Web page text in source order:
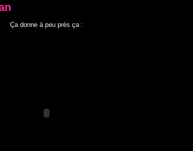
Ça donne à peu près ça :